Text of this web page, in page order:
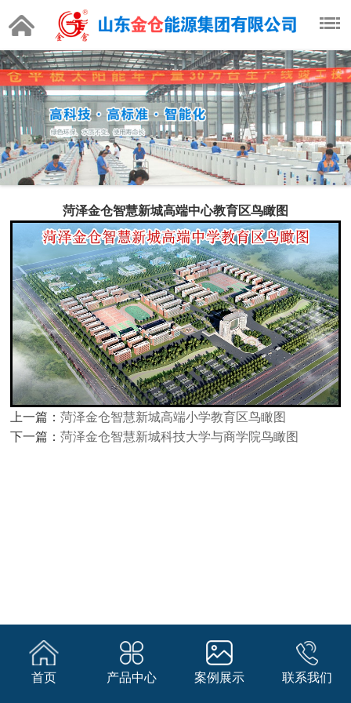
菏泽金仓智慧新城高端中心教育区鸟瞰图
上一篇：菏泽金仓智慧新城高端小学教育区鸟瞰图
下一篇：菏泽金仓智慧新城科技大学与商学院鸟瞰图
首页 产品中心 案例展示 联系我们